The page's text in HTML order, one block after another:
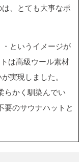
、とても大事なポ
というイメージが
は高級ウール素材
実現しました。
らかく馴染んでい
要のサウナハットと